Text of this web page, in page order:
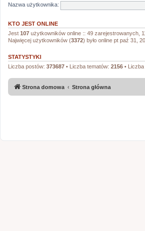
Nazwa użytkownika:
KTO JEST ONLINE
Jest 107 użytkowników online :: 49 zarejestrowanych,
Najwięcej użytkowników (3372) było online pt paź 31,
STATYSTYKI
Liczba postów: 373687 • Liczba tematów: 2156 •
Strona domowa Strona główna